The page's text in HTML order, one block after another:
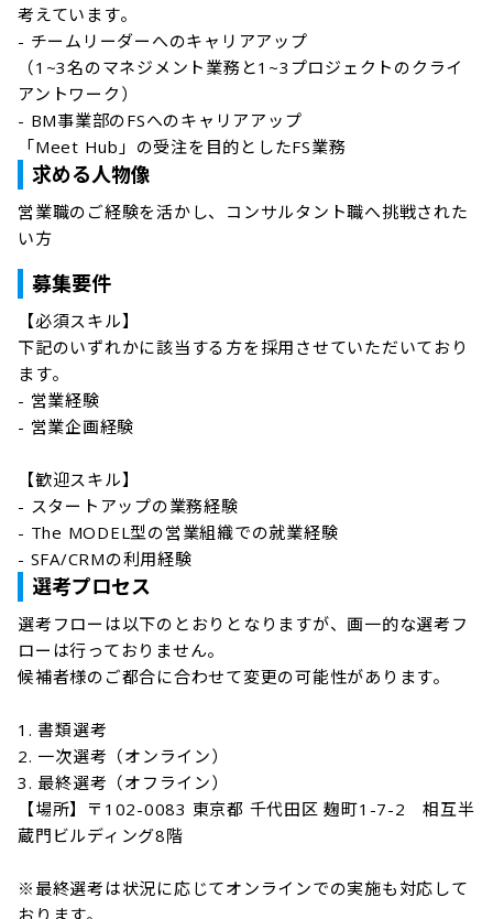
考えています。
- チームリーダーへのキャリアアップ
（1~3名のマネジメント業務と1~3プロジェクトのクライ
アントワーク）
- BM事業部のFSへのキャリアアップ
「Meet Hub」の受注を目的としたFS業務
求める人物像
営業職のご経験を活かし、コンサルタント職へ挑戦された
い方
募集要件
【必須スキル】
下記のいずれかに該当する方を採用させていただいており
ます。
- 営業経験
- 営業企画経験
【歓迎スキル】
- スタートアップの業務経験
- The MODEL型の営業組織での就業経験
- SFA/CRMの利用経験
選考プロセス
選考フローは以下のとおりとなりますが、画一的な選考フ
ローは行っておりません。
候補者様のご都合に合わせて変更の可能性があります。
1. 書類選考
2. 一次選考（オンライン）
3. 最終選考（オフライン）
【場所】〒102-0083 東京都 千代田区 麹町1-7-2　相互半
蔵門ビルディング8階
※最終選考は状況に応じてオンラインでの実施も対応して
おります。